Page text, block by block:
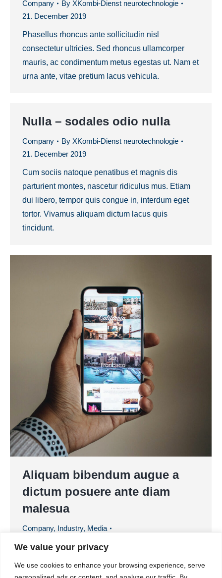
We value your privacy
We use cookies to enhance your browsing experience, serve
Company By XKombi-Dienst neurotechnologie
21. December 2019
Phasellus rhoncus ante sollicitudin nisl
consectetur ultricies. Sed rhoncus ullamcorper
mauris, ac condimentum metus egestas ut. Nam et
urna ante, vitae pretium lacus vehicula.
Nulla – sodales odio nulla
Company By XKombi-Dienst neurotechnologie
21. December 2019
Cum sociis natoque penatibus et magnis dis
parturient montes, nascetur ridiculus mus. Etiam
dui libero, tempor quis congue in, interdum eget
tortor. Vivamus aliquam dictum lacus quis
tincidunt.
Aliquam bibendum augue a
dictum posuere ante diam
malesua
Company, Industry, Media
20. December 2019